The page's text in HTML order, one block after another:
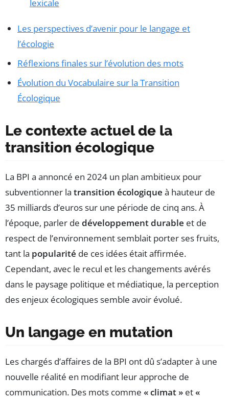
lexicale
Les perspectives d’avenir pour le langage et
l’écologie
Réflexions finales sur l’évolution des mots
Évolution du Vocabulaire sur la Transition
Écologique
Le contexte actuel de la
transition écologique
La BPI a annoncé en 2024 un plan ambitieux pour
subventionner la transition écologique à hauteur de
35 milliards d’euros sur une période de cinq ans. À
l’époque, parler de développement durable et de
respect de l’environnement semblait porter ses fruits,
tant la popularité de ces idées était affirmée.
Cependant, avec le recul et les changements avérés
dans le paysage politique et médiatique, la perception
des enjeux écologiques semble avoir évolué.
Un langage en mutation
Les chargés d’affaires de la BPI ont dû s’adapter à une
nouvelle réalité en modifiant leur approche de
communication. Des mots comme « climat » et«